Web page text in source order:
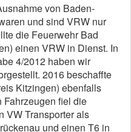
von Baden-
und sind VRW nur
die Feuerwehr Bad
einen VRW in Dienst. In
4/2012 haben wir
2016 beschaffte
Kitzingen) ebenfalls
fiel die
VW Transporter als
und einen T6 in